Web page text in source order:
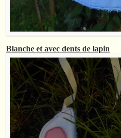
Blanche et avec dents de lapin